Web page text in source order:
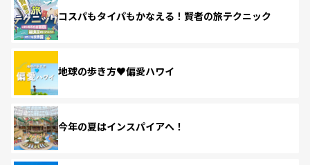
コスパもタイパもかなえる！賢者の旅テクニック
地球の歩き方♥偏愛ハワイ
今年の夏はインスパイアへ！